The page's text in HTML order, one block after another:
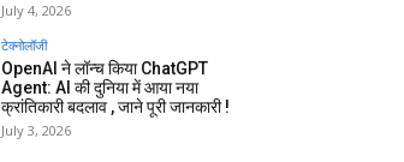
July 4, 2026
टेक्नोलॉजी
OpenAI ने लॉन्च किया ChatGPT
Agent: AI की दुनिया में आया नया
क्रांतिकारी बदलाव , जाने पूरी जानकारी !
July 3, 2026